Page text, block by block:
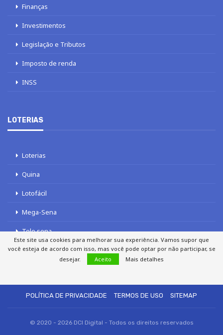
Finanças
Investimentos
Legislação e Tributos
Imposto de renda
INSS
LOTERIAS
Loterias
Quina
Lotofácil
Mega-Sena
Tele sena
POLÍTICA DE PRIVACIDADE
TERMOS DE USO SITEMAP
© 2020 - 2026 DCI Digital - Todos os direitos reservados
Este site usa cookies para melhorar sua experiência. Vamos supor que
você esteja de acordo com isso, mas você pode optar por não participar, se
desejar.
Aceito Mais detalhes